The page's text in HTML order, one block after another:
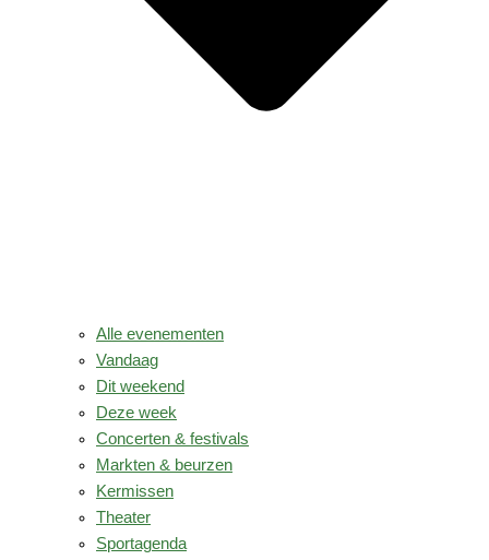
Alle evenementen
Vandaag
Dit weekend
Deze week
Concerten & festivals
Markten & beurzen
Kermissen
Theater
Sportagenda